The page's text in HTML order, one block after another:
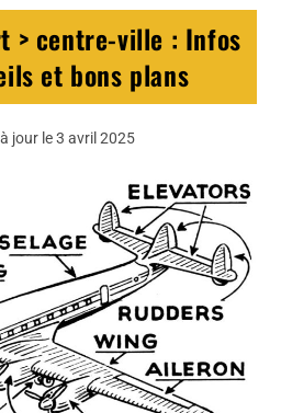
> centre-ville : Infos
et bons plans
jour le 3 avril 2025